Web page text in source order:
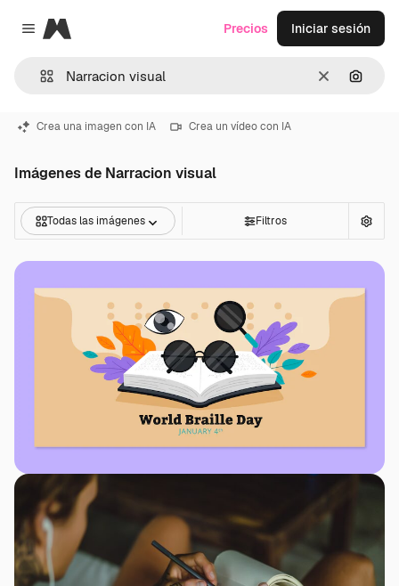
Close menu
Magnific
Borrar
Precios Iniciar sesión
Crea una imagen con IA Crea un vídeo con IA
Imágenes de Narracion visual
Todas las imágenes Filtros